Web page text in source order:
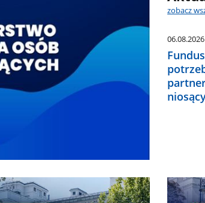
zobacz
06.08.2026